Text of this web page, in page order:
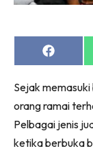
Share
on
Sejak
orang ramai
Pelbagai jenis
ketika berbuka